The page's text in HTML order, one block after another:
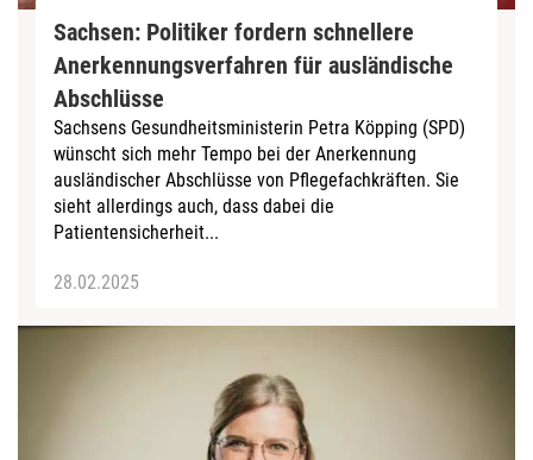
Sachsen: Politiker fordern schnellere
Anerkennungsverfahren für ausländische
Abschlüsse
Sachsens Gesundheitsministerin Petra Köpping (SPD)
wünscht sich mehr Tempo bei der Anerkennung
ausländischer Abschlüsse von Pflegefachkräften. Sie
sieht allerdings auch, dass dabei die
Patientensicherheit...
28.02.2025